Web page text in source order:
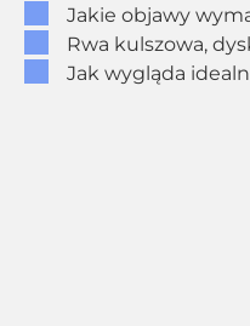
Jakie objawy
Rwa kulszowa,
Jak wygląda